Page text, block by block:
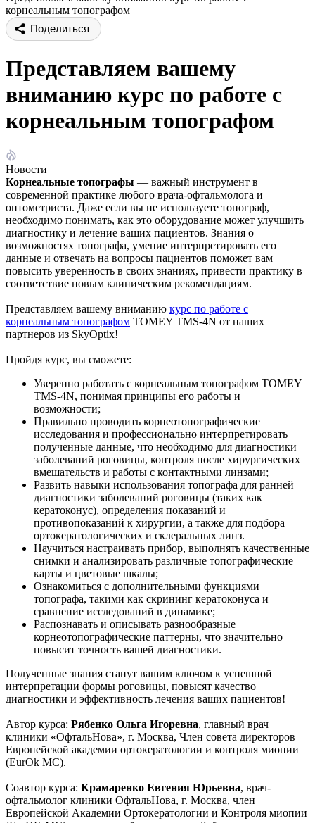
корнеальным топографом
Поделиться
Представляем вашему
вниманию курс по работе с
корнеальным топографом
Новости
Корнеальные топографы — важный инструмент в
современной практике любого врача-офтальмолога и
оптометриста. Даже если вы не используете топограф,
необходимо понимать, как это оборудование может улучшить
диагностику и лечение ваших пациентов. Знания о
возможностях топографа, умение интерпретировать его
данные и отвечать на вопросы пациентов поможет вам
повысить уверенность в своих знаниях, привести практику в
соответствие новым клиническим рекомендациям.
Представляем вашему вниманию курс по работе с
корнеальным топографом TOMEY TMS-4N от наших
партнеров из SkyOptix!
Пройдя курс, вы сможете:
Уверенно работать с корнеальным топографом TOMEY
TMS-4N, понимая принципы его работы и
возможности;
Правильно проводить корнеотопографические
исследования и профессионально интерпретировать
полученные данные, что необходимо для диагностики
заболеваний роговицы, контроля после хирургических
вмешательств и работы с контактными линзами;
Развить навыки использования топографа для ранней
диагностики заболеваний роговицы (таких как
кератоконус), определения показаний и
противопоказаний к хирургии, а также для подбора
ортокератологических и склеральных линз.
Научиться настраивать прибор, выполнять качественные
снимки и анализировать различные топографические
карты и цветовые шкалы;
Ознакомиться с дополнительными функциями
топографа, такими как скрининг кератоконуса и
сравнение исследований в динамике;
Распознавать и описывать разнообразные
корнеотопографические паттерны, что значительно
повысит точность вашей диагностики.
Полученные знания станут вашим ключом к успешной
интерпретации формы роговицы, повысят качество
диагностики и эффективность лечения ваших пациентов!
Автор курса: Рябенко Ольга Игоревна, главный врач
клиники «ОфтальНова», г. Москва, Член совета директоров
Европейской академии ортокератологии и контроля миопии
(EurOk MC).
Соавтор курса: Крамаренко Евгения Юрьевна, врач-
офтальмолог клиники ОфтальНова, г. Москва, член
Европейской Академии Ортокератологии и Контроля миопии